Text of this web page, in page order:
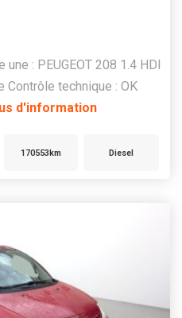
: PEUGEOT 208 1.4 HDI
Contrôle technique : OK
d'information
170553km Diesel